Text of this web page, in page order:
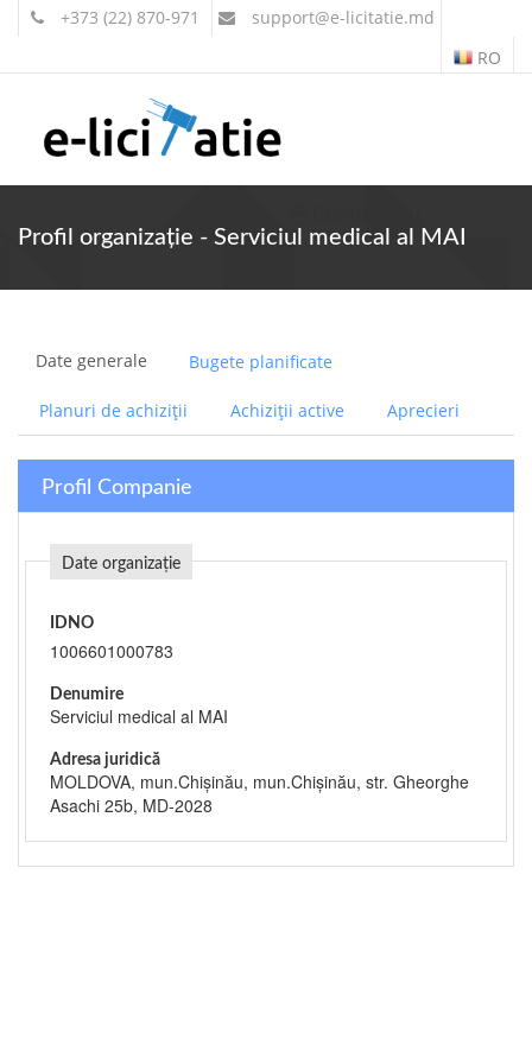
+373 (22) 870-971 support@e-licitatie.md
RO
Profil organizație - Serviciul medical al MAI
Date generale Bugete planificate
Planuri de achiziții Achiziții active Aprecieri
Profil Companie
Date organizație
IDNO
1006601000783
Denumire
Serviciul medical al MAI
Adresa juridică
MOLDOVA, mun.Chişinău, mun.Chişinău, str. Gheorghe
Asachi 25b, MD-2028